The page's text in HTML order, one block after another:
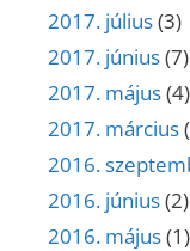
2017. július(3)
2017. június(7)
2017. május(4)
2017. március
2016.
2016. június(2)
2016. május(1)